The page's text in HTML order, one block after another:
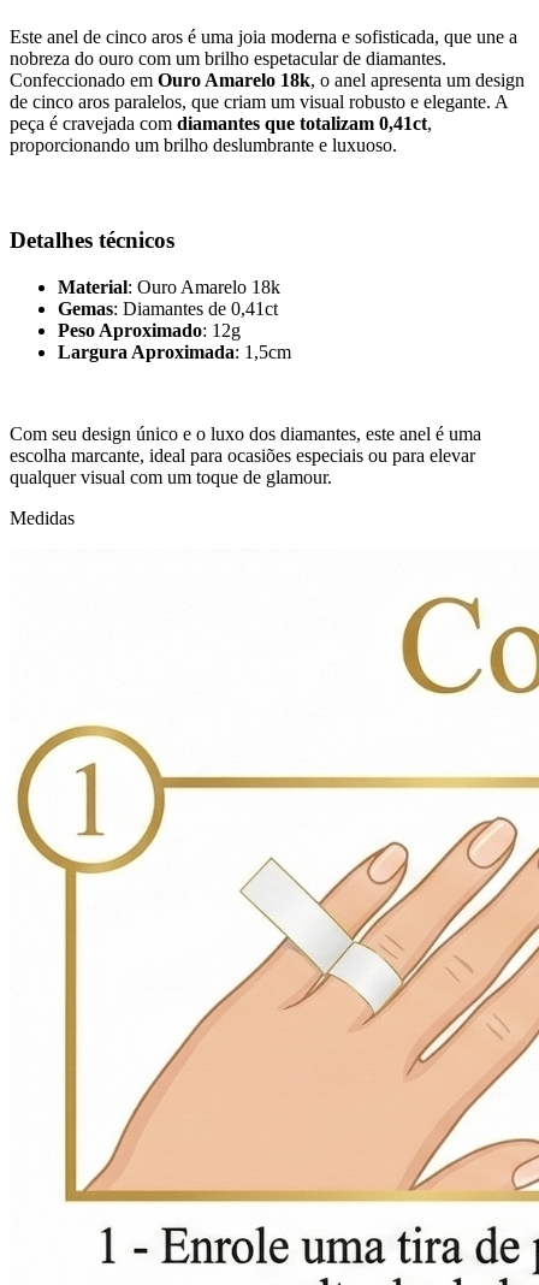
Este anel de cinco aros é uma joia moderna e sofisticada, que une a
nobreza do ouro com um brilho espetacular de diamantes.
Confeccionado em Ouro Amarelo 18k, o anel apresenta um design
de cinco aros paralelos, que criam um visual robusto e elegante. A
peça é cravejada com diamantes que totalizam 0,41ct,
proporcionando um brilho deslumbrante e luxuoso.
Detalhes técnicos
Material: Ouro Amarelo 18k
Gemas: Diamantes de 0,41ct
Peso Aproximado: 12g
Largura Aproximada: 1,5cm
Com seu design único e o luxo dos diamantes, este anel é uma
escolha marcante, ideal para ocasiões especiais ou para elevar
qualquer visual com um toque de glamour.
Medidas